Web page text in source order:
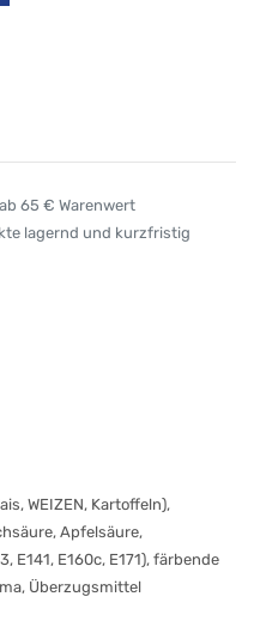
65 € Warenwert
lagernd und kurzfristig
WEIZEN, Kartoffeln),
Apfelsäure,
E141, E160c, E171), färbende
Überzugsmittel